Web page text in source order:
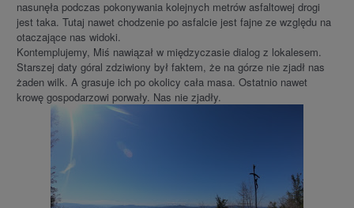
nasunęła podczas pokonywania kolejnych metrów asfaltowej drogi
jest taka. Tutaj nawet chodzenie po asfalcie jest fajne ze względu na
otaczające nas widoki.
Kontemplujemy, Miś nawiązał w międzyczasie dialog z lokalesem.
Starszej daty góral zdziwiony był faktem, że na górze nie zjadł nas
żaden wilk. A grasuje ich po okolicy cała masa. Ostatnio nawet
krowę gospodarzowi porwały. Nas nie zjadły.